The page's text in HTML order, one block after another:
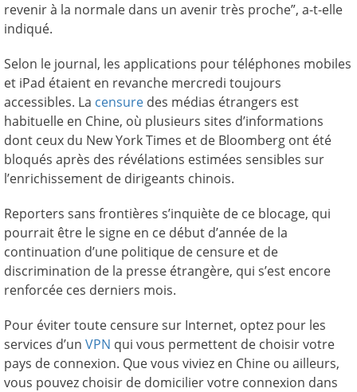
revenir à la normale dans un avenir très proche”, a-t-elle
indiqué.
Selon le journal, les applications pour téléphones mobiles
et iPad étaient en revanche mercredi toujours
accessibles. La censure des médias étrangers est
habituelle en Chine, où plusieurs sites d’informations
dont ceux du New York Times et de Bloomberg ont été
bloqués après des révélations estimées sensibles sur
l’enrichissement de dirigeants chinois.
Reporters sans frontières s’inquiète de ce blocage, qui
pourrait être le signe en ce début d’année de la
continuation d’une politique de censure et de
discrimination de la presse étrangère, qui s’est encore
renforcée ces derniers mois.
Pour éviter toute censure sur Internet, optez pour les
services d’un VPN qui vous permettent de choisir votre
pays de connexion. Que vous viviez en Chine ou ailleurs,
vous pouvez choisir de domicilier votre connexion dans